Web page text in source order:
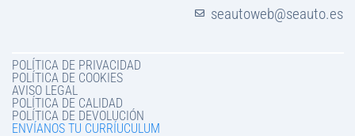
POLÍTICA DE PRIVACIDAD
POLÍTICA DE COOKIES
AVISO LEGAL
POLÍTICA DE CALIDAD
POLÍTICA DE DEVOLUCIÓN
ENVÍANOS TU CURRÍUCULUM
seautoweb@seauto.es